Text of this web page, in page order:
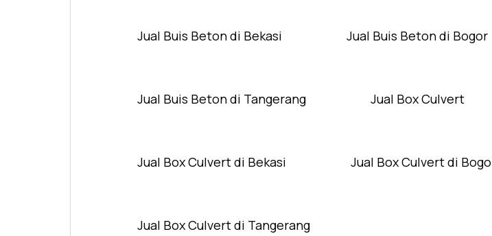
Jual Buis Beton di Bekasi Jual Buis Beton di Bogor
Jual Buis Beton di Tangerang Jual Box Culvert
Jual Box Culvert di Bekasi Jual Box Culvert di
Jual Box Culvert di Tangerang